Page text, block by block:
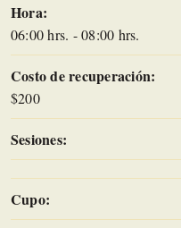
Hora:
06:00 hrs. - 08:00 hrs.
Costo de recuperación:
$200
Sesiones:
Cupo: